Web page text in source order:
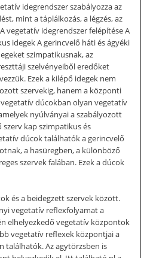
idegrendszer szabályozza az
mint a táplálkozás, a légzés, az
vegetatív idegrendszer felépítése A
idegek A gerincvelő háti és ágyéki
szimpatikusnak, az
szelvényeiből eredőket
Ezek a kilépő idegek nem
szervekig, hanem a központi
dúcokban olyan vegetatív
nyúlványai a szabályozott
kap szimpatikus és
dúcok találhatók a gerincvelő
a hasüregben, a különböző
szervek falában. Ezek a dúcok
és a beidegzett szervek között.
vegetatív reflexfolyamat a
elhelyezkedő vegetatív központok
vegetatív reflexek központjai a
találhatók. Az agytörzsben is